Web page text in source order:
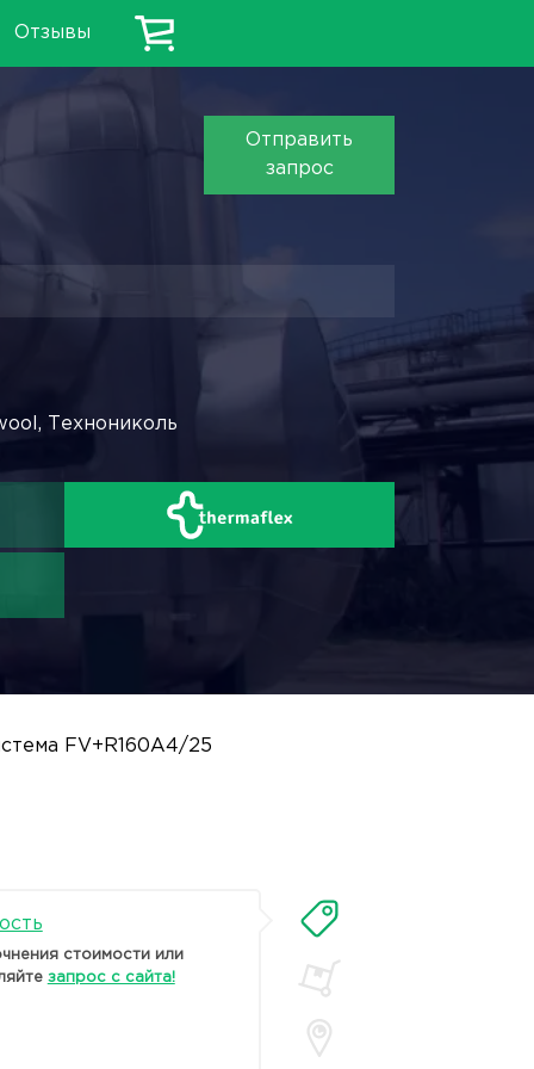
Отзывы
Отправить
запрос
Технониколь
FV+R160A4/25
стоимости или
запрос с сайта!